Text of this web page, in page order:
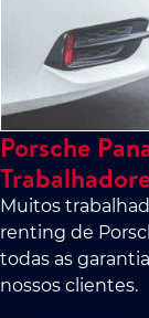
Porsche
Muitos
renting de
todas as
nossos clientes.